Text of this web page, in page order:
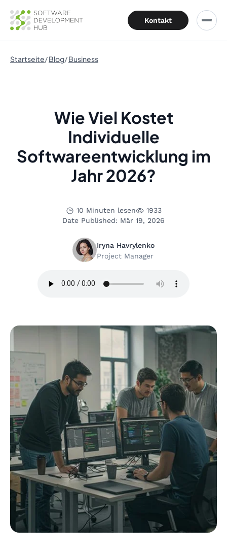
Kontakt
Startseite Blog Business
Wie Viel Kostet
Individuelle
Softwareentwicklung im
Jahr 2026?
10 Minuten lesen
1933
Date Published: Mär 19, 2026
Iryna Havrylenko
Project Manager